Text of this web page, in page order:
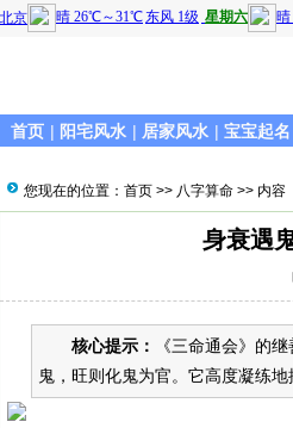
首页 | 阳宅风水 | 居家风水 | 宝宝起名
您现在的位置： 首页 >> 八字算命 >> 内容
身衰遇
核心提示：
《三命通会》的
鬼，旺则化鬼为官。它高度凝练